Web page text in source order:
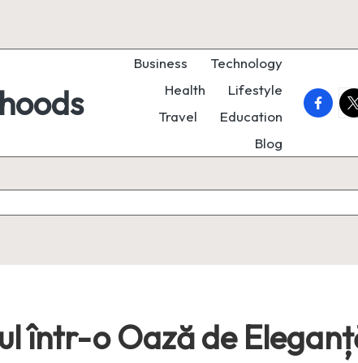
Business
Technology
Health
Lifestyle
Travel
Education
Blog
într-o Oază de